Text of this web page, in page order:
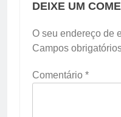
DEIXE UM
O seu endereço de
Campos
Comentário *